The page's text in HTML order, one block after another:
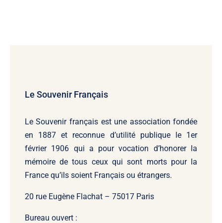
Le Souvenir Français
Le Souvenir français est une association fondée
en 1887 et reconnue d’utilité publique le 1er
février 1906 qui a pour vocation d’honorer la
mémoire de tous ceux qui sont morts pour la
France qu’ils soient Français ou étrangers.
20 rue Eugène Flachat – 75017 Paris
Bureau ouvert :